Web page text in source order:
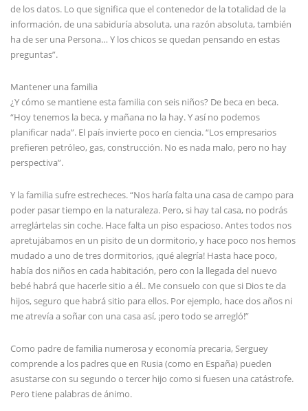
de los datos. Lo que significa que el contenedor de la totalidad de la
información, de una sabiduría absoluta, una razón absoluta, también
ha de ser una Persona… Y los chicos se quedan pensando en estas
preguntas”.
Mantener una familia
¿Y cómo se mantiene esta familia con seis niños? De beca en beca.
“Hoy tenemos la beca, y mañana no la hay. Y así no podemos
planificar nada”. El país invierte poco en ciencia. “Los empresarios
prefieren petróleo, gas, construcción. No es nada malo, pero no hay
perspectiva”.
Y la familia sufre estrecheces. “Nos haría falta una casa de campo para
poder pasar tiempo en la naturaleza. Pero, si hay tal casa, no podrás
arreglártelas sin coche. Hace falta un piso espacioso. Antes todos nos
apretujábamos en un pisito de un dormitorio, y hace poco nos hemos
mudado a uno de tres dormitorios, ¡qué alegría! Hasta hace poco,
había dos niños en cada habitación, pero con la llegada del nuevo
bebé habrá que hacerle sitio a él.. Me consuelo con que si Dios te da
hijos, seguro que habrá sitio para ellos. Por ejemplo, hace dos años ni
me atrevía a soñar con una casa así, ¡pero todo se arregló!”
Como padre de familia numerosa y economía precaria, Serguey
comprende a los padres que en Rusia (como en España) pueden
asustarse con su segundo o tercer hijo como si fuesen una catástrofe.
Pero tiene palabras de ánimo.